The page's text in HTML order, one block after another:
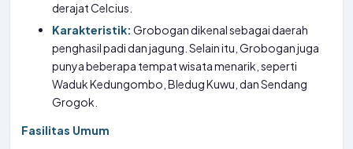
derajat Celcius.
Karakteristik: Grobogan dikenal sebagai daerah
penghasil padi dan jagung. Selain itu, Grobogan juga
punya beberapa tempat wisata menarik, seperti
Waduk Kedungombo, Bledug Kuwu, dan Sendang
Grogok.
Fasilitas Umum